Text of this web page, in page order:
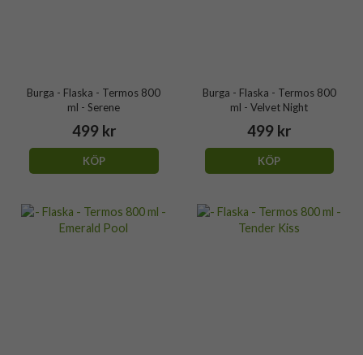
Burga - Flaska - Termos 800
ml - Serene
499 kr
KÖP
Burga - Flaska - Termos 800
ml - Velvet Night
499 kr
KÖP